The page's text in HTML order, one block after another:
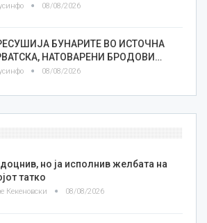
08/08/2026
БУНАРИТЕ ВО ИСТОЧНА
НАТОВАРЕНИ БРОДОВИ…
08/08/2026
но ја исполнив желбата на
татко
Кекеновски 08/08/2026